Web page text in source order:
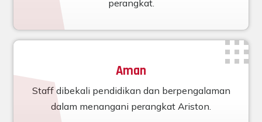
perangkat.
Aman
Staff dibekali pendidikan dan berpengalaman
dalam menangani perangkat Ariston.